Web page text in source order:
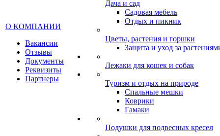
О КОМПАНИИ
Вакансии
Отзывы
Документы
Реквизиты
Партнеры
Дача и сад
Садовая мебель
Отдых и пикник
Цветы, растения и горшки
Защита и уход за
Лежаки для кошек и собак
Туризм и отдых на природе
Спальные мешки
Коврики
Гамаки
Подушки для подвесных кресел